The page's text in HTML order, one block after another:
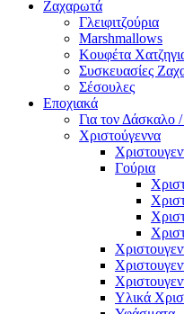
Ζαχαρωτά
Γλειφιτζούρια
Marshmallows
Κουφέτα
Συσκευασίες
Σέσουλες
Εποχιακά
Για τον Δάσκαλο
Χριστούγεννα
Γούρια
Υλικά